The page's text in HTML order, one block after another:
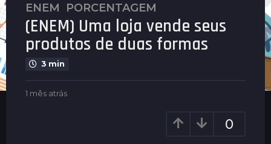
1
m
ê
s
a
r
ENEM ,PORCENTAGEM
(ENEM) Uma loja vende seus
produtos de duas formas
3 min
b
1 mês atrás
0